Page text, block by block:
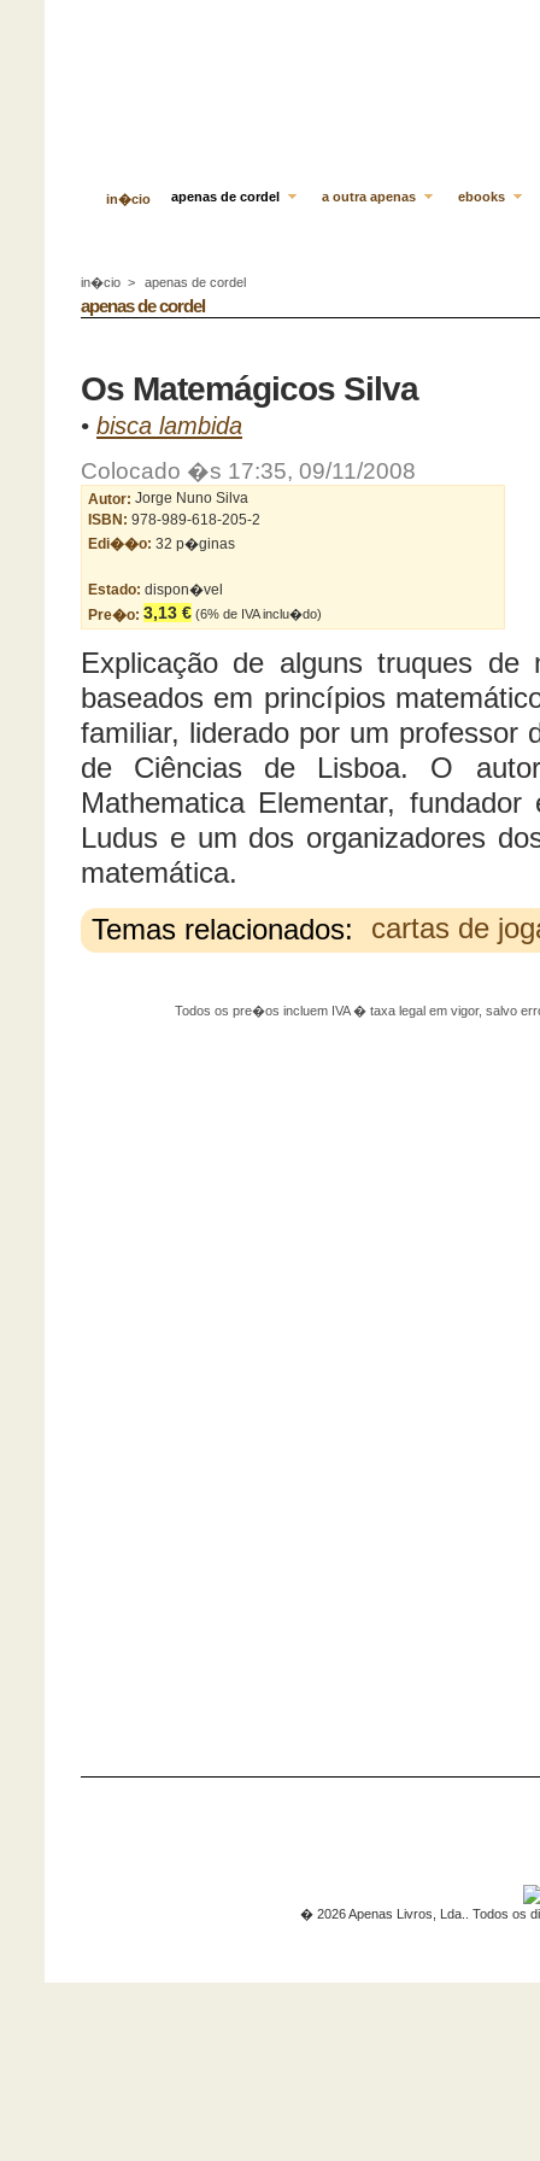
in�cio apenas de cordel a outra apenas ebooks
in�cio > apenas de cordel
apenas de cordel
Os Matemágicos Silva
• bisca lambida
Colocado �s 17:35, 09/11/2008
Autor: Jorge Nuno Silva
ISBN: 978-989-618-205-2
Edi��o: 32 p�ginas
Estado: dispon�vel
Pre�o: 3,13 € (6% de IVA inclu�do)
Explicação de alguns truques de
baseados em princípios
familiar, liderado por um professor
de Ciências de Lisboa. O
Mathematica Elementar, fundador
Ludus e um dos organizadores
matemática.
Temas relacionados:
cartas de
Todos os pre�os incluem IVA � taxa legal em vigor, salvo
� 2026 Apenas Livros, Lda.. Todos os